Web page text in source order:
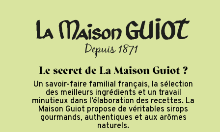
Le secret de La Maison Guiot ?
Un savoir-faire familial français, la sélection
des meilleurs ingrédients et un travail
minutieux dans l’élaboration des recettes. La
Maison Guiot propose de véritables sirops
gourmands, authentiques et aux arômes
naturels.